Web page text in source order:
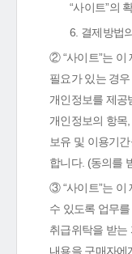
“사이트”의
6. 결제방법
② “사이트”는 이
필요가 있는 경
개인정보를 제공
개인정보의 항목
보유 및 이용기
합니다. (동의를
③ “사이트”는 이
수 있도록 업무
취급위탁을 받는
내용을 구매자에